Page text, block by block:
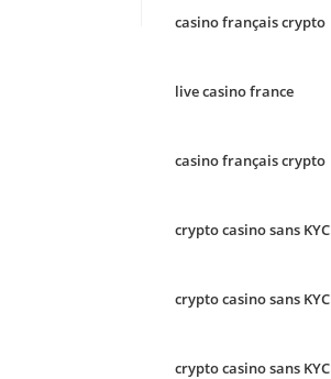
casino français crypto
live casino france
casino français crypto
crypto casino sans KYC
crypto casino sans KYC
crypto casino sans KYC